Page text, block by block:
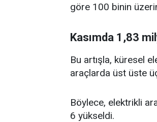
göre 100 binin
Kasımda 1,83
Bu artışla, küresel
araçlarda üst üste
Böylece, elektrikli
6 yükseldi.